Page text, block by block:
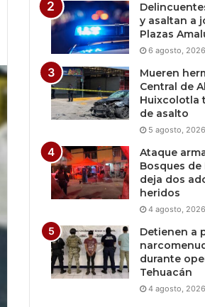
y asaltan a
Plazas
6 agosto, 2026
Mueren
Central de
Huixcolotla
de asalto
5 agosto, 2026
Ataque
Bosques de
deja dos
heridos
4 agosto, 2026
Detienen a
durante
Tehuacán
4 agosto, 2026